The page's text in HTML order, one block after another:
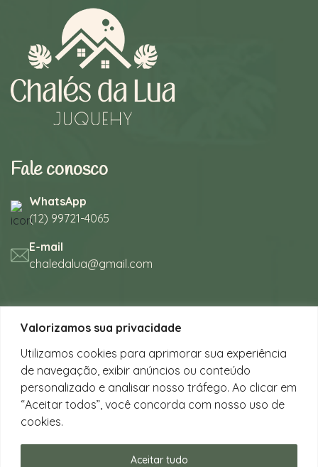
Valorizamos sua privacidade
Utilizamos cookies para aprimorar sua experiência
de navegação, exibir anúncios ou conteúdo
personalizado e analisar nosso tráfego. Ao clicar em
“Aceitar todos”, você concorda com nosso uso de
cookies.
Aceitar tudo
Fale conosco
WhatsApp
(12) 99721-4065
E-mail
chaledalua@gmail.com
Seu refúgio em meio à natureza
na bela praia de Juquehy.
Instagram
@chalesdaluajuquehy
Facebook
Chalés da Lua Juquehy